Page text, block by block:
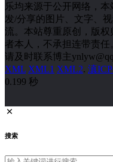
乐均来源于公开网络，
发/分享的图片、文字、
流。本站尊重原创，版
者本人，不承担连带责任
请及时联系博主
XML XML1 XML2. 滇
0.199 秒
搜索